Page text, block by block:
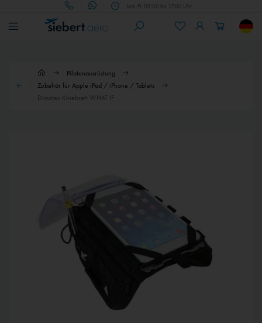
Mo.-Fr. 09:00 bis 17:00 Uhr
Pilotenausrüstung
Zubehör für Apple iPad / iPhone / Tablets
Dimatex Kniebrett WHAT IF